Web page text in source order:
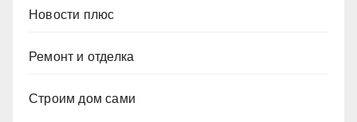
Новости плюс
Ремонт и отделка
Строим дом сами